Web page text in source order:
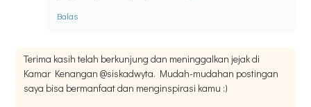
Balas
Terima kasih telah berkunjung dan meninggalkan jejak di
Kamar Kenangan @siskadwyta. Mudah-mudahan postingan
saya bisa bermanfaat dan menginspirasi kamu :)